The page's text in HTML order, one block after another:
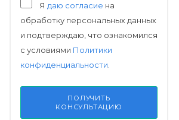
Я даю согласие на
обработку персональных данных
и подтверждаю, что ознакомился
с условиями Политики
конфиденциальности.
ПОЛУЧИТЬ
КОНСУЛЬТАЦИЮ